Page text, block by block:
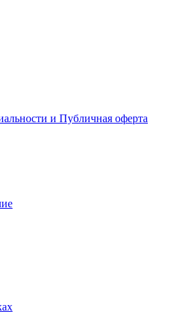
и Публичная оферта